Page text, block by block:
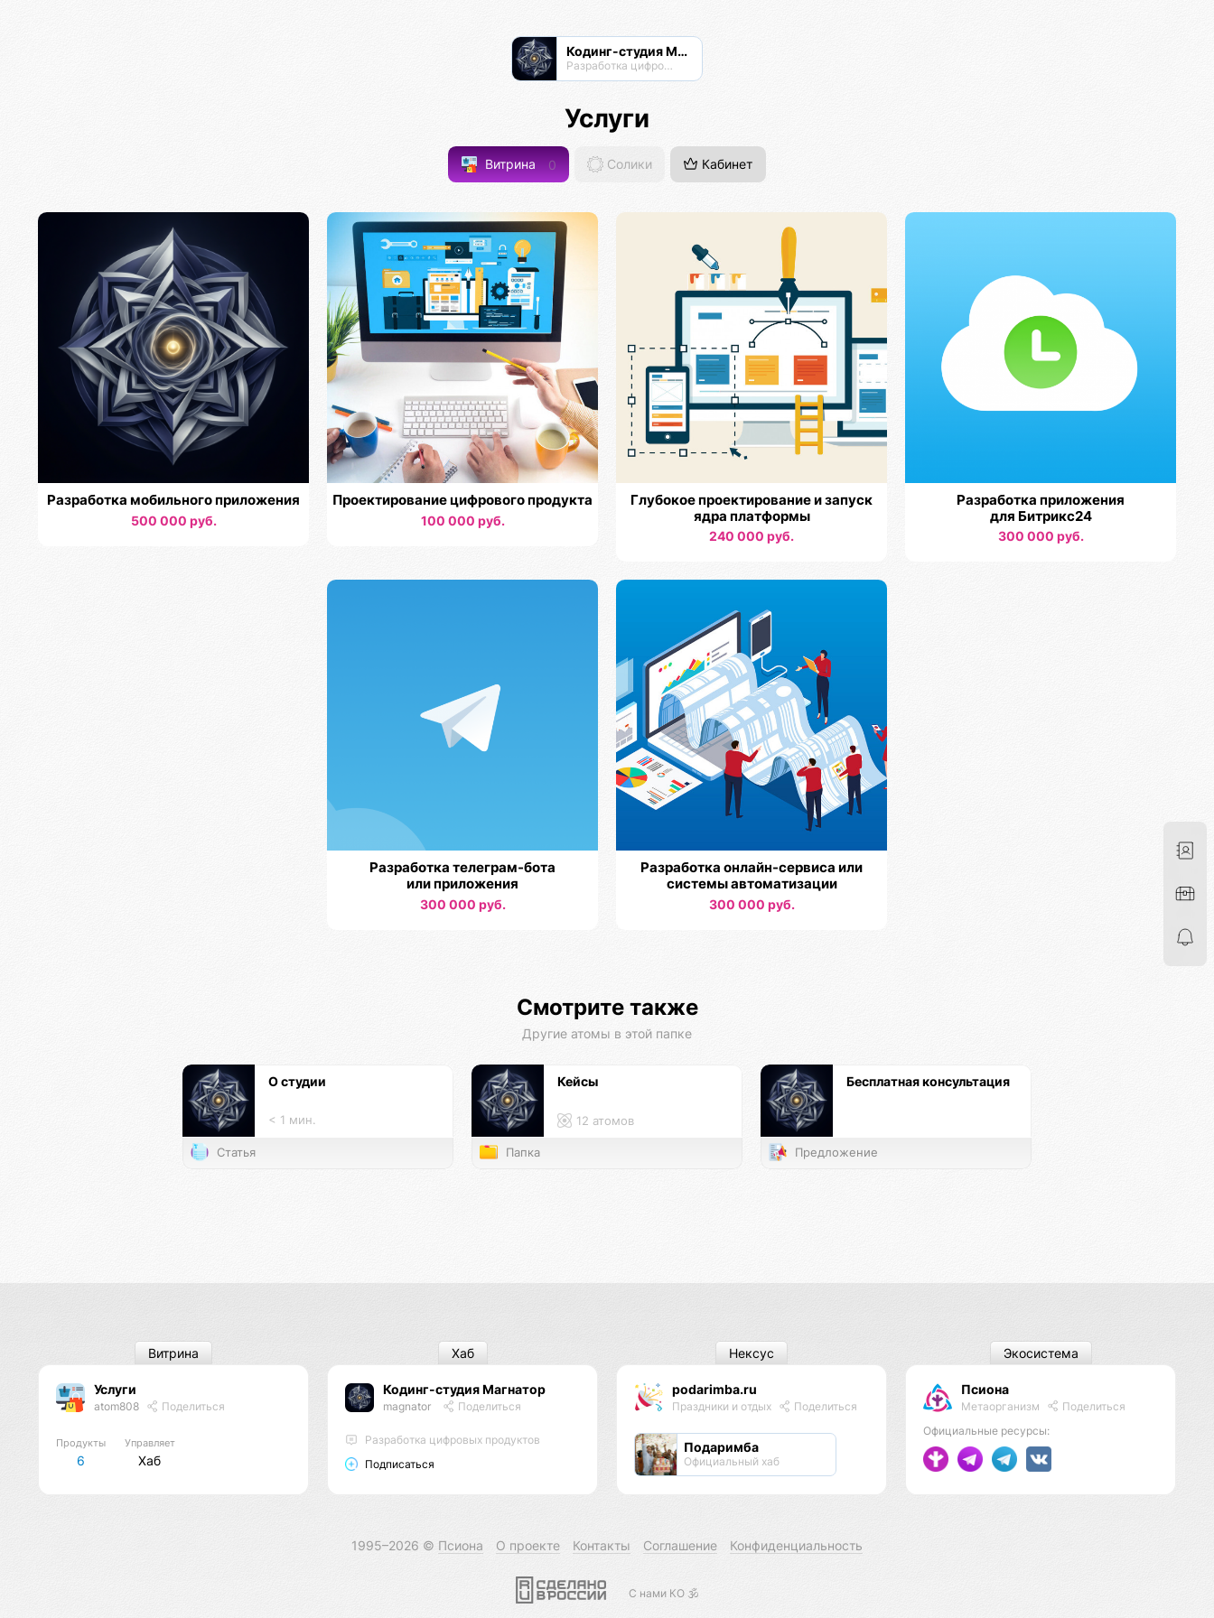
Кодинг-студия Магнатор
Разработка цифровых продуктов
Услуги
Витрина 0 Солики Кабинет
Разработка мобильного приложения
500 000 руб.
Проектирование цифрового продукта
100 000 руб.
Глубокое проектирование и запуск
ядра платформы
240 000 руб.
Разработка приложения
для Битрикс24
300 000 руб.
Разработка телеграм-бота
или приложения
300 000 руб.
Разработка онлайн-сервиса или
системы автоматизации
300 000 руб.
Смотрите также
Другие атомы в этой папке
О студии
< 1 мин.
Статья
Кейсы
12 атомов
Папка
Бесплатная консультация
Предложение
Услуги
atom808 Поделиться
Продукты
6
Управляет
Хаб
Витрина
Кодинг-студия Магнатор
magnator Поделиться
Разработка цифровых продуктов
Подписаться
Хаб
podarimba.ru
Праздники и отдых Поделиться
Подаримба
Официальный хаб
Нексус
Псиона
Метаорганизм
Поделиться
Официальные ресурсы:
Экосистема
1995–2026 © Псиона О проекте Контакты Соглашение Конфиденциальность
С нами КО 🕉️